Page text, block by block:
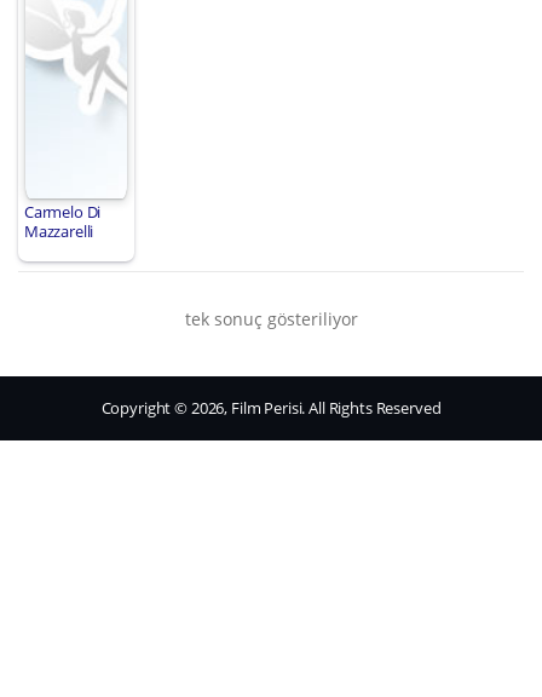
Carmelo Di
Mazzarelli
tek sonuç gösteriliyor
Copyright © 2026, Film Perisi. All Rights Reserved